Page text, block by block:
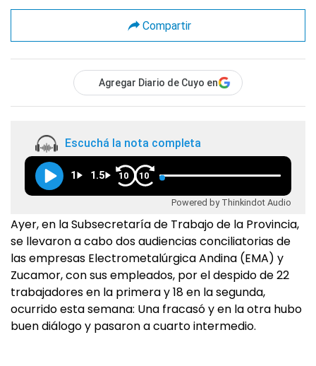
Compartir
Agregar Diario de Cuyo en
Escuchá la nota completa
1 1.5 10 10
Powered by Thinkindot Audio
Ayer, en la Subsecretaría de Trabajo de la Provincia,
se llevaron a cabo dos audiencias conciliatorias de
las empresas Electrometalúrgica Andina (EMA) y
Zucamor, con sus empleados, por el despido de 22
trabajadores en la primera y 18 en la segunda,
ocurrido esta semana: Una fracasó y en la otra hubo
buen diálogo y pasaron a cuarto intermedio.